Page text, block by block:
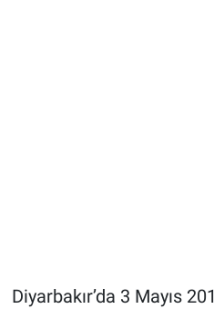
Diyarbakır’da 3 Mayıs